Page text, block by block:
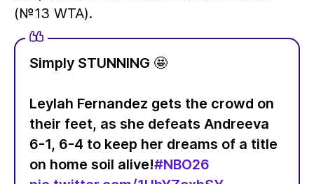
(№13 WTA).
Simply STUNNING 🤩
Leylah Fernandez gets the crowd on
their feet, as she defeats Andreeva
6-1, 6-4 to keep her dreams of a title
on home soil alive!#NBO26